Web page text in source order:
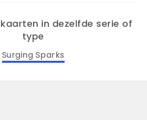
in dezelfde serie of
type
Surging Sparks